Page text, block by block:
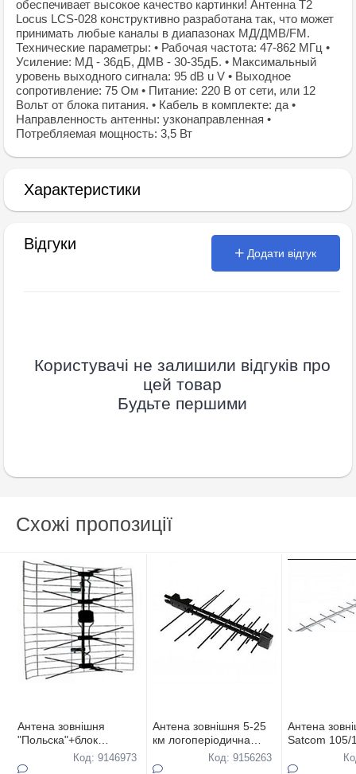
обеспечивает высокое качество картинки! Антенна Т2
Locus LCS-028 конструктивно разработана так, что может
принимать любые каналы в диапазонах МД/ДМВ/FM.
Технические параметры: • Рабочая частота: 47-862 МГц •
Усиление: МД - 36дБ, ДМВ - 30-35дБ. • Максимальный
уровень выходного сигнала: 95 dB u V • Выходное
сопротивление: 75 Ом • Питание: 220 В от сети, или 12
Вольт от блока питания. • Кабель в комплекте: да •
Направленность антенны: узконаправленная •
Потребляемая мощность: 3,5 Вт
Характеристики
Відгуки
Додати відгук
Користувачі не залишили відгуків про
цей товар
Будьте першими
Схожі пропозиції
Антена зовнiшня
"Польска"+блок
живлення+посилювачем
9999
Код: 9146973
Антена зовнiшня 5-25
км логоперiодична
Код: 9156263
Антена
Satcom 105/